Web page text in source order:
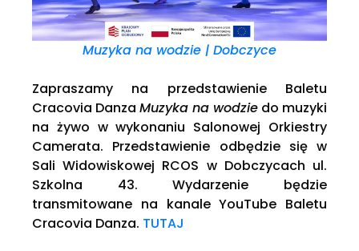
Muzyka na wodzie | Dobczyce
Zapraszamy na przedstawienie Baletu
Cracovia Danza Muzyka na wodzie do muzyki
na żywo w wykonaniu Salonowej Orkiestry
Camerata. Przedstawienie odbędzie się w
Sali Widowiskowej RCOS w Dobczycach ul.
Szkolna 43. Wydarzenie będzie
transmitowane na kanale YouTube Baletu
Cracovia Danza. TUTAJ